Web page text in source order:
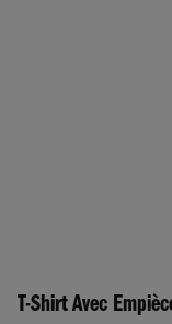
T-Shirt Avec